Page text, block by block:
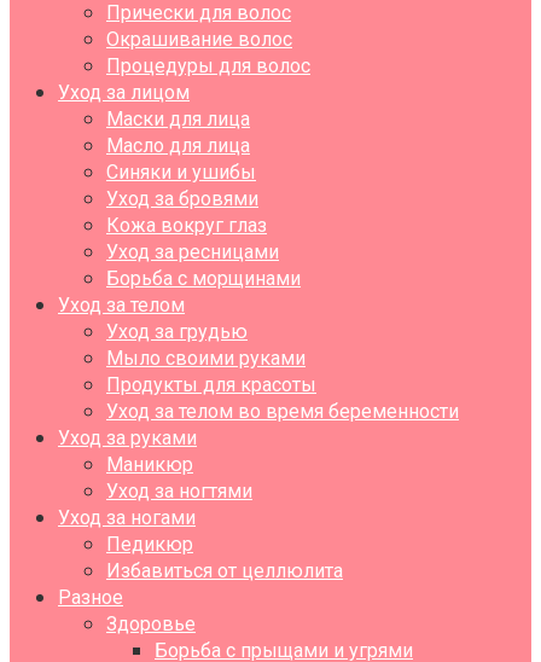
Прически для волос
Окрашивание волос
Процедуры для волос
Уход за лицом
Маски для лица
Масло для лица
Синяки и ушибы
Уход за бровями
Кожа вокруг глаз
Уход за ресницами
Борьба с морщинами
Уход за телом
Уход за грудью
Мыло своими руками
Продукты для красоты
Уход за телом во время беременности
Уход за руками
Маникюр
Уход за ногтями
Уход за ногами
Педикюр
Избавиться от целлюлита
Разное
Здоровье
Борьба с прыщами и угрями